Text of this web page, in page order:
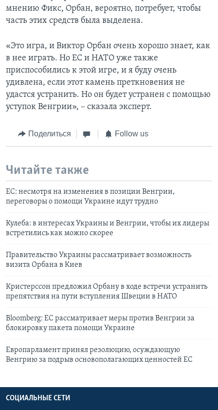
мнению Фикс, Орбан, вероятно, потребует, чтобы
часть этих средств была выделена.
«Это игра, и Виктор Орбан очень хорошо знает, как
в нее играть. Но ЕС и НАТО уже также
приспособились к этой игре, и я буду очень
удивлена, если этот камень преткновения не
удастся устранить. Но он будет устранен с помощью
уступок Венгрии», – сказала эксперт.
Поделиться Follow us
Читайте также
ЕС: несмотря на изменения в позиции Венгрии,
переговоры о помощи Украине идут трудно
Кулеба: в интересах Украины и Венгрии, чтобы их лидеры
встретились как можно скорее
Правительство Украины рассматривает возможность
визита Орбана в Киев
Кристерссон предложил Орбану в ходе встречи устранить
препятствия на пути вступления Швеции в НАТО
Bloomberg: ЕС рассматривает меры против Венгрии за
блокировку пакета помощи Украине
Европарламент принял резолюцию, осуждающую
Венгрию за подрыв основополагающих ценностей ЕС
СОЦИАЛЬНЫЕ СЕТИ